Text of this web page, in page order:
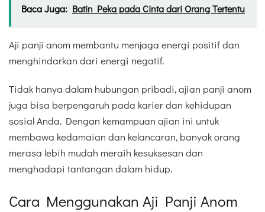
Baca Juga: Batin Peka pada Cinta dari Orang Tertentu
Aji panji anom membantu menjaga energi positif dan
menghindarkan dari energi negatif.
Tidak hanya dalam hubungan pribadi, ajian panji anom
juga bisa berpengaruh pada karier dan kehidupan
sosial Anda. Dengan kemampuan ajian ini untuk
membawa kedamaian dan kelancaran, banyak orang
merasa lebih mudah meraih kesuksesan dan
menghadapi tantangan dalam hidup.
Cara Menggunakan Aji Panji Anom